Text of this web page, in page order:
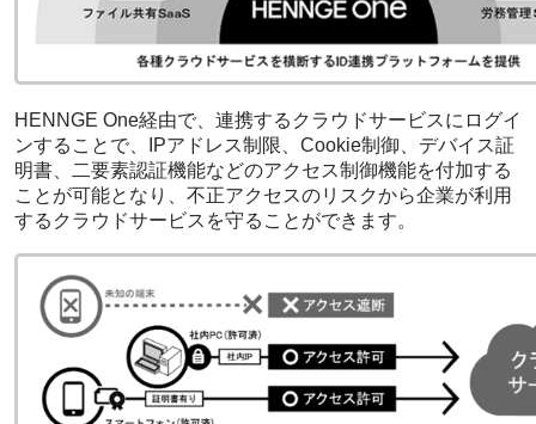
HENNGE One経由で、連携するクラウドサービスにログイ
ンすることで、IPアドレス制限、Cookie制御、デバイス証
明書、二要素認証機能などのアクセス制御機能を付加する
ことが可能となり、不正アクセスのリスクから企業が利用
するクラウドサービスを守ることができます。